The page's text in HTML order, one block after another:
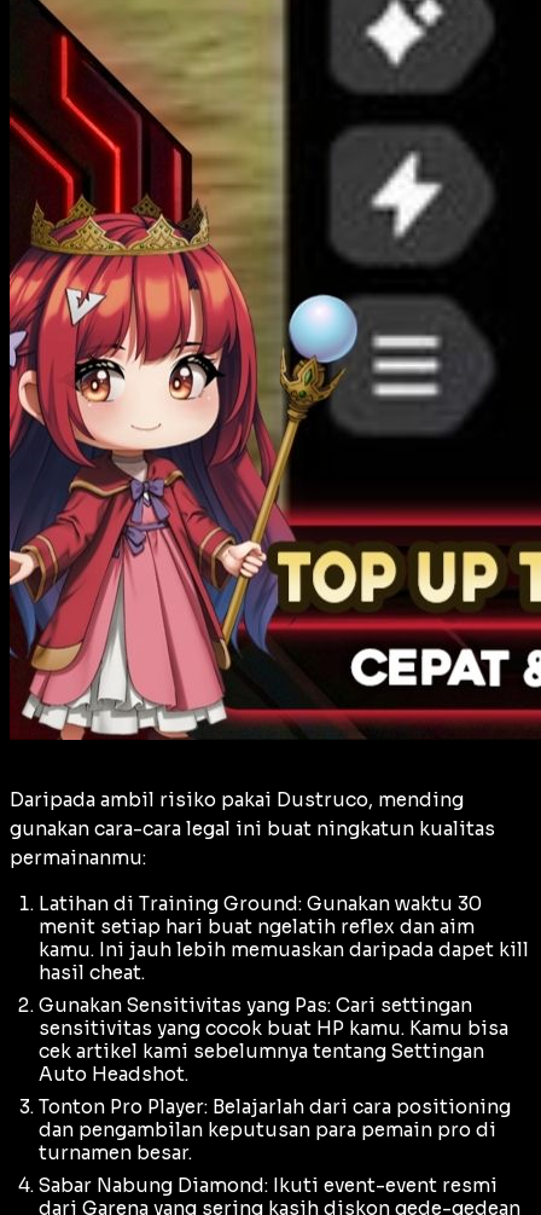
Daripada ambil risiko pakai Dustruco, mending
gunakan cara-cara legal ini buat ningkatun kualitas
permainanmu:
Latihan di Training Ground: Gunakan waktu 30
menit setiap hari buat ngelatih reflex dan aim
kamu. Ini jauh lebih memuaskan daripada dapet kill
hasil cheat.
Gunakan Sensitivitas yang Pas: Cari settingan
sensitivitas yang cocok buat HP kamu. Kamu bisa
cek artikel kami sebelumnya tentang Settingan
Auto Headshot.
Tonton Pro Player: Belajarlah dari cara positioning
dan pengambilan keputusan para pemain pro di
turnamen besar.
Sabar Nabung Diamond: Ikuti event-event resmi
dari Garena yang sering kasih diskon gede-gedean